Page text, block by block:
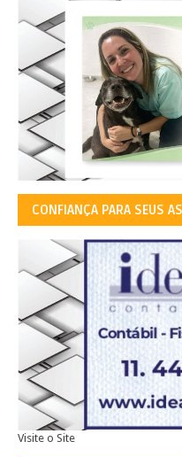
CONFIANÇA PARA SEUS
Visite o Site